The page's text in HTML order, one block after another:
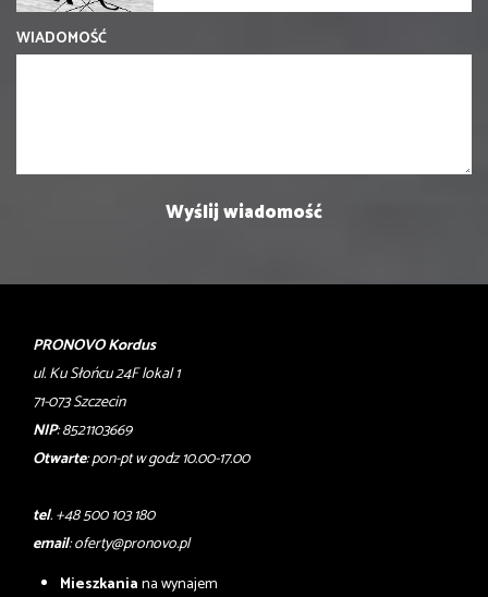
WIADOMOŚĆ
PRONOVO Kordus
ul. Ku Słońcu 24F lokal 1
71-073 Szczecin
NIP: 8521103669
Otwarte: pon-pt w godz 10.00-17.00
tel. +48 500 103 180
email:oferty@pronovo.pl
Mieszkaniana wynajem